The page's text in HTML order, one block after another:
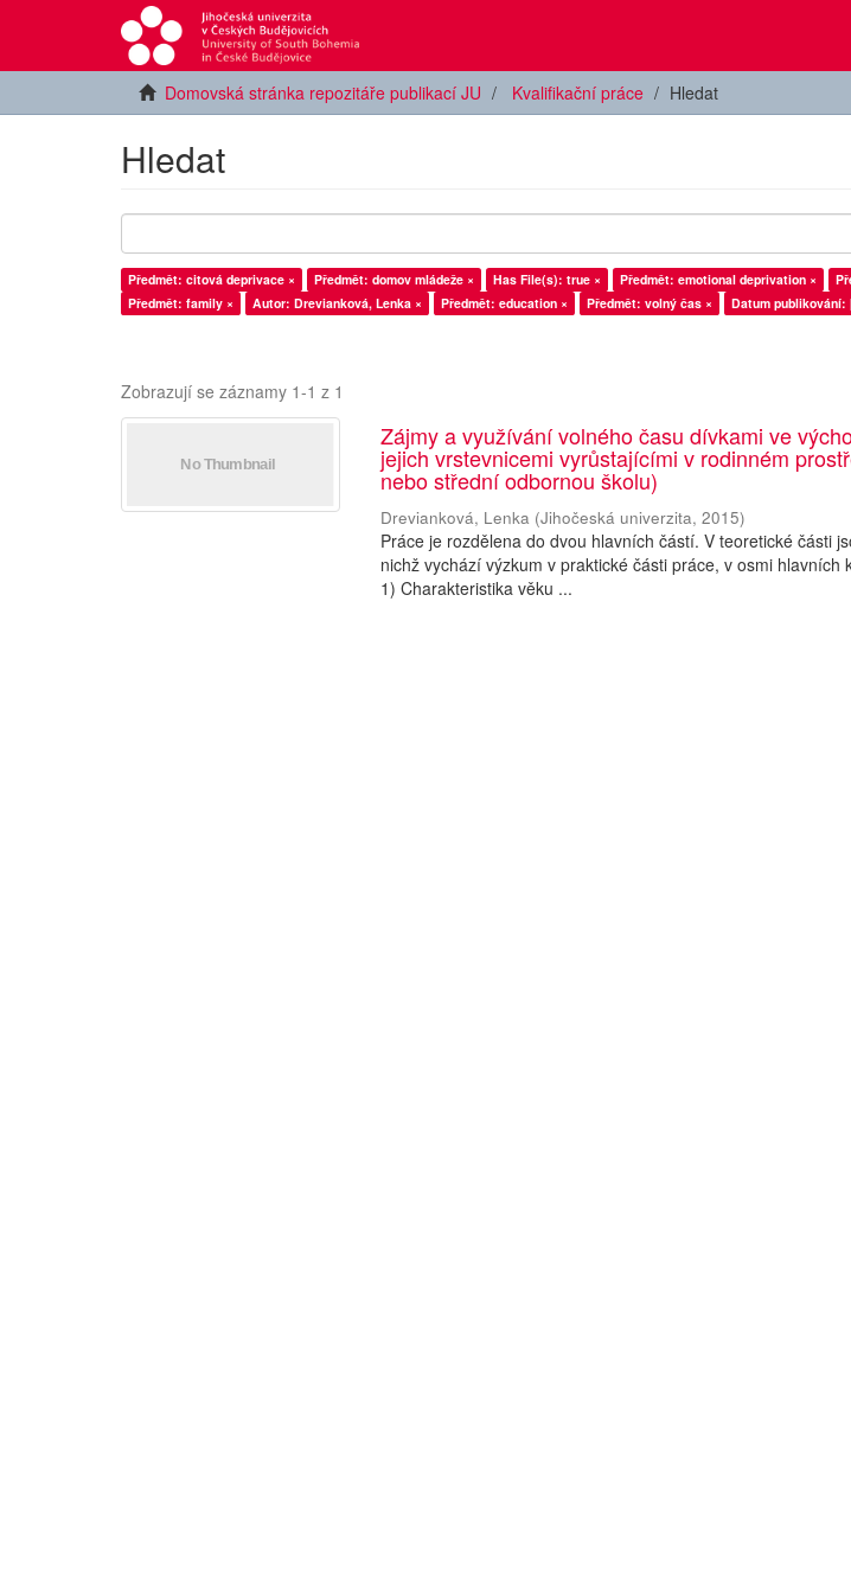
Domovská stránka repozitáře publikací JU Kvalifikační práce Hledat
Hledat
Předmět: citová deprivace × Předmět: domov mládeže × Has File(s): true × Předmět: emotional deprivation ×
Předmět: family ×
Autor: Drevianková, Lenka × Předmět: education × Předmět: volný čas × Datum publikování:
Zobrazují se záznamy 1-1 z 1
Zájmy a využívání volného času dívkami ve
jejich vrstevnicemi vyrůstajícími v rodinném
nebo střední odbornou školu)
Drevianková, Lenka (Jihočeská univerzita,2015)
Práce je rozdělena do dvou hlavních částí. V teoretické části
nichž vychází výzkum v praktické části práce, v osmi hlavních
1) Charakteristika věku ...